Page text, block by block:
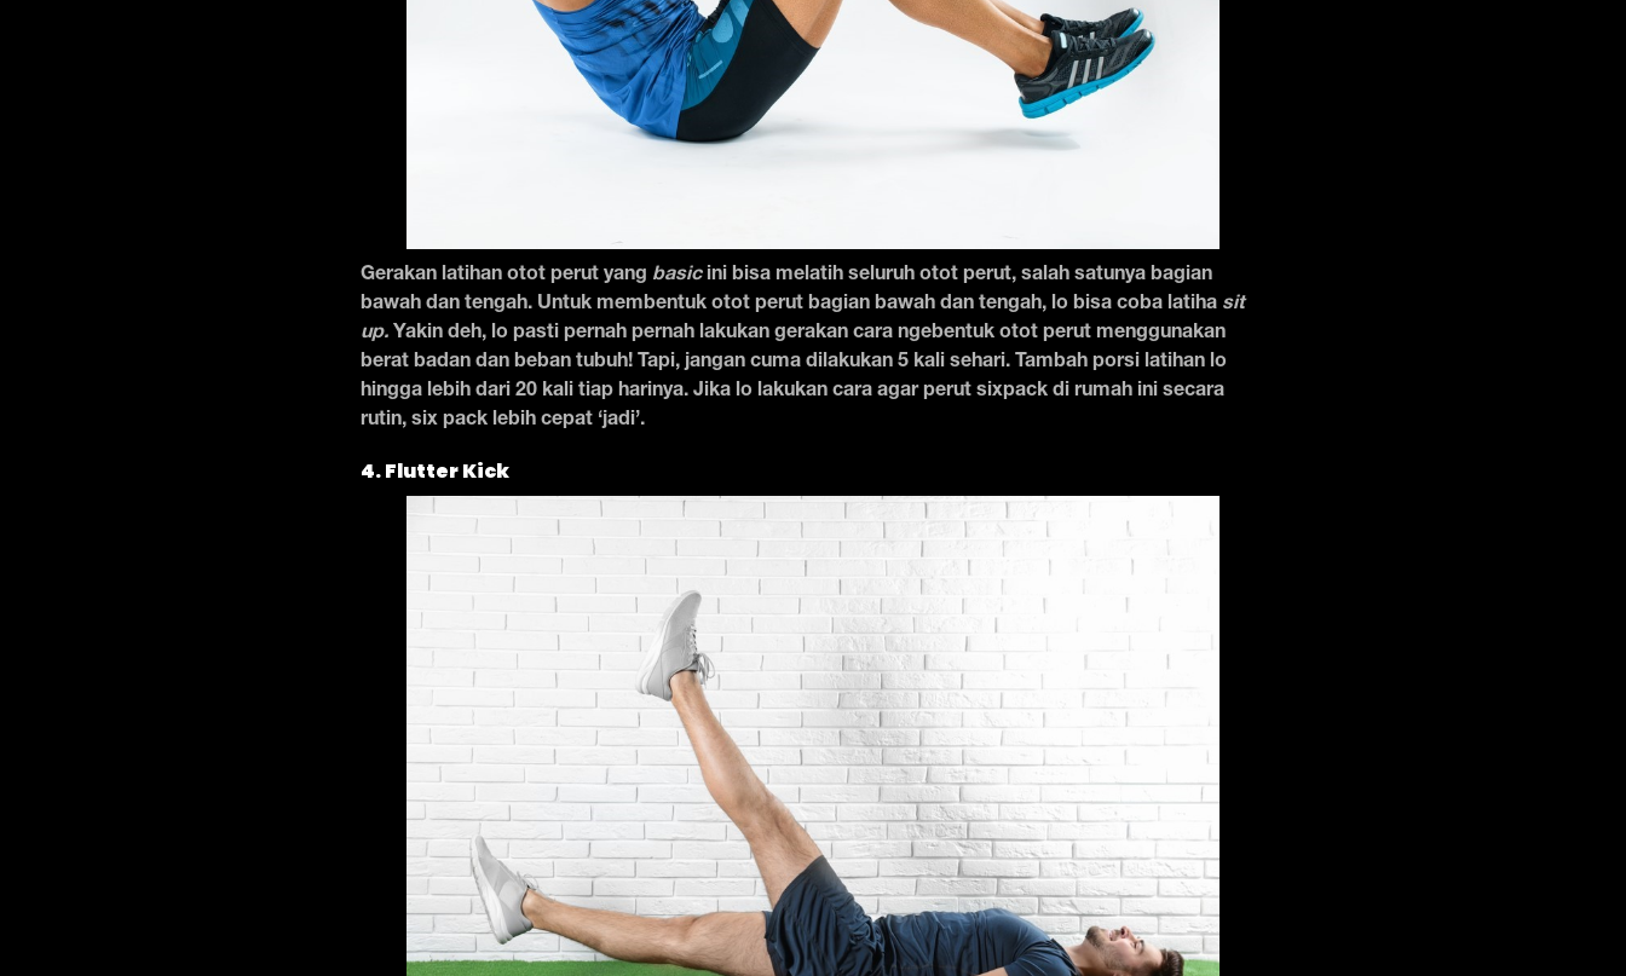
Gerakan latihan otot perut yang basic ini bisa melatih seluruh otot perut, salah satunya bagian
bawah dan tengah. Untuk membentuk otot perut bagian bawah dan tengah, lo bisa coba latiha sit
up. Yakin deh, lo pasti pernah pernah lakukan gerakan cara ngebentuk otot perut menggunakan
berat badan dan beban tubuh! Tapi, jangan cuma dilakukan 5 kali sehari. Tambah porsi latihan lo
hingga lebih dari 20 kali tiap harinya. Jika lo lakukan cara agar perut sixpack di rumah ini secara
rutin, six pack lebih cepat ‘jadi’.
4. Flutter Kick